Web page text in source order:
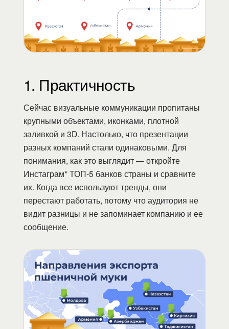
1. Практичность
Сейчас визуальные коммуникации пропитаны
крупными объектами, иконками, плотной
заливкой и 3D. Настолько, что презентации
разных компаний стали одинаковыми. Для
понимания, как это выглядит — откройте
Инстаграм* ТОП-5 банков страны и сравните
их. Когда все используют тренды, они
перестают работать, потому что аудитория не
видит разницы и не запоминает компанию и ее
сообщение.